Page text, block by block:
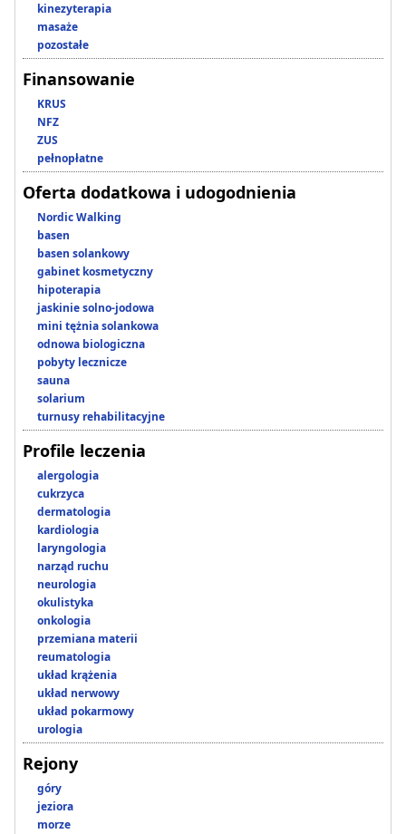
kinezyterapia
masaże
pozostałe
Finansowanie
KRUS
NFZ
ZUS
pełnopłatne
Oferta dodatkowa i udogodnienia
Nordic Walking
basen
basen solankowy
gabinet kosmetyczny
hipoterapia
jaskinie solno-jodowa
mini tężnia solankowa
odnowa biologiczna
pobyty lecznicze
sauna
solarium
turnusy rehabilitacyjne
Profile leczenia
alergologia
cukrzyca
dermatologia
kardiologia
laryngologia
narząd ruchu
neurologia
okulistyka
onkologia
przemiana materii
reumatologia
układ krążenia
układ nerwowy
układ pokarmowy
urologia
Rejony
góry
jeziora
morze